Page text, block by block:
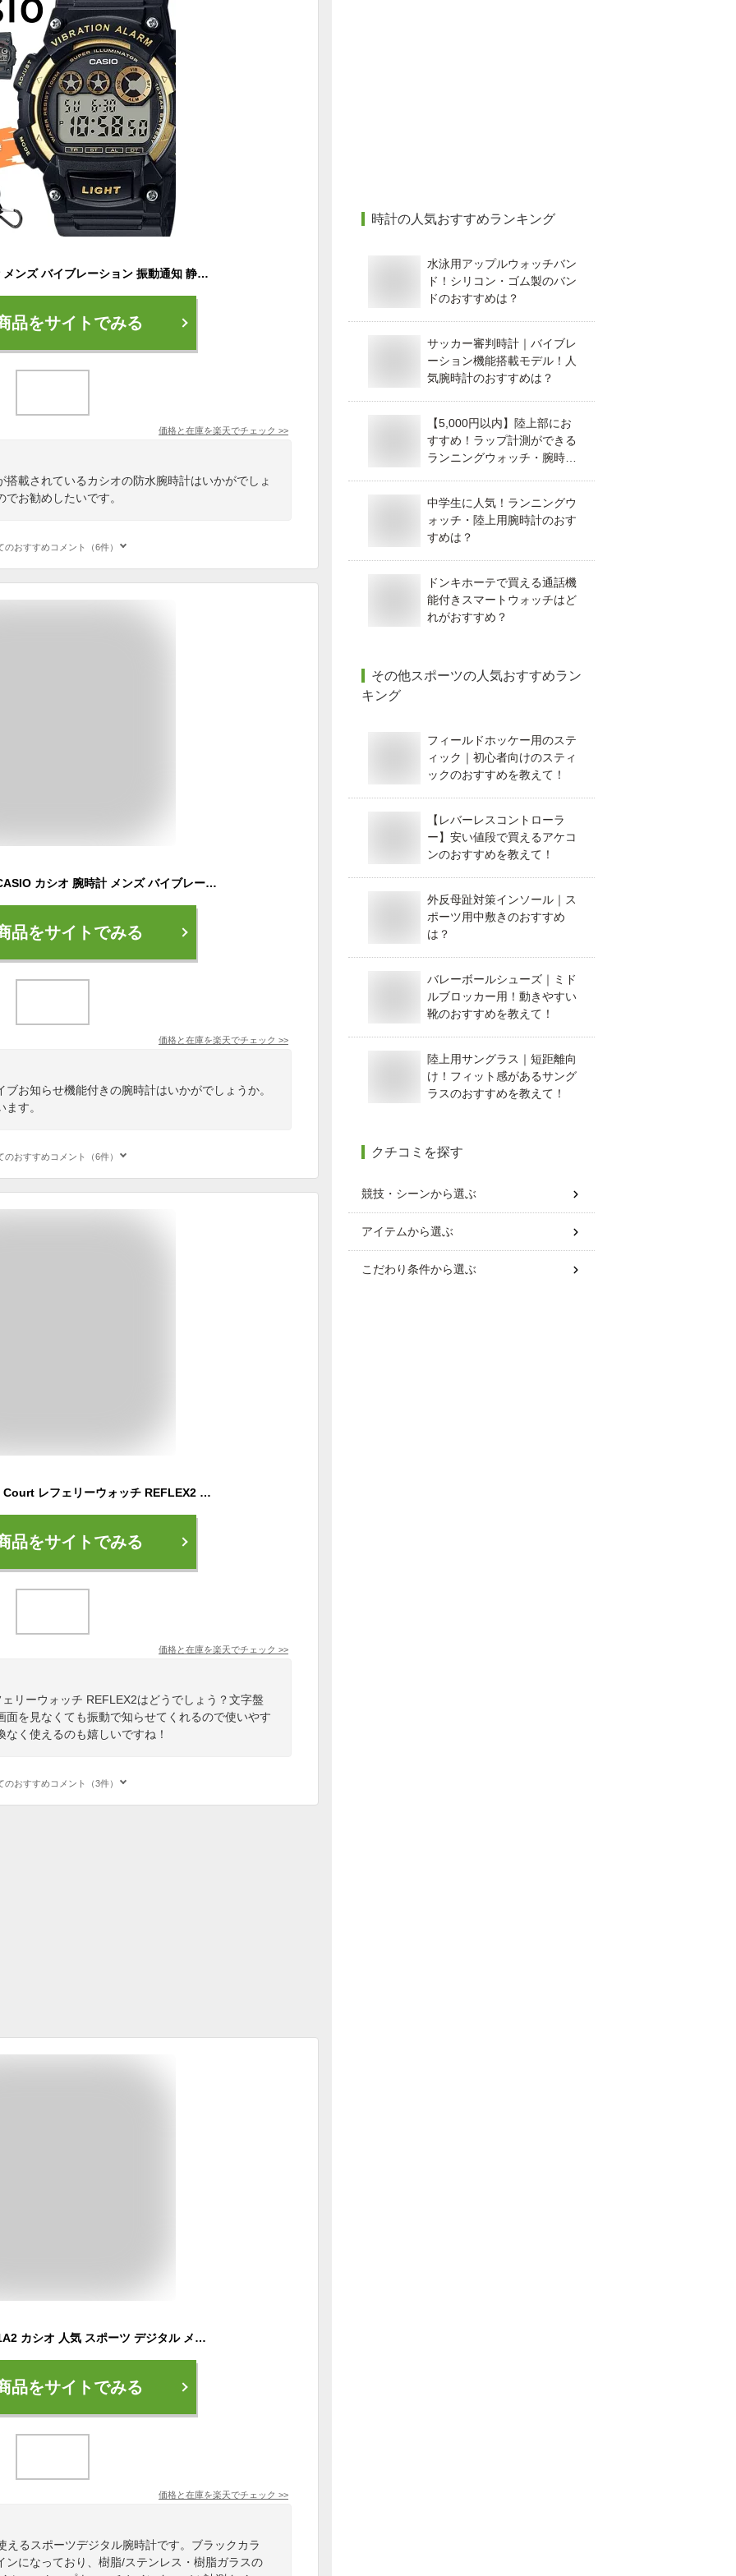
CASIO カシオ 腕時計 メンズ バイブレーション 振動通知 静音アラーム 防水 10気圧 デジタル スポーツ レフリー 審判用 仕事 目覚まし 旅行 海外モデル プレゼント 時計ケース付き W-735H-1A W-735H-1A2V 成人 卒業 入学
品をサイトでみる
価格と在庫を楽天でチェック >>
載されているカシオの防水腕時計はいかがでしょ
お勧めしたいです。
のおすすめコメント（6件）
バイブお知らせ機能 CASIO カシオ 腕時計 メンズ バイブレーション 振動通知 静音アラーム 防水 10気圧 デジタル スポーツ レフリー 審判用 仕事 目覚まし 旅行 海外モデル プレゼント 時計ケース付き 選べる 成人 卒業 入学
品をサイトでみる
価格と在庫を楽天でチェック >>
お知らせ機能付きの腕時計はいかがでしょうか。
す。
のおすすめコメント（6件）
アールズコート Earls Court レフェリーウォッチ REFLEX2 スターターセット EC-R009 サッカー フットサル 審判用 腕時計 ブラック
品をサイトでみる
価格と在庫を楽天でチェック >>
リーウォッチ REFLEX2はどうでしょう？文字盤
面を見なくても振動で知らせてくれるので使いやす
く使えるのも嬉しいですね！
のおすすめコメント（3件）
CASIO AE-1300WH-1A2 カシオ 人気 スポーツ デジタル メンズ 男の子 腕時計 黒 ブラック ピンク カウントダウンタイマー ストップウォッチ ワールドタイム 10気圧防水 新生活 就職 入学 学生 部活 誕生日 お祝い ギフト プレゼント【並行輸入 新品一年保証】＊送料無料＊
品をサイトでみる
価格と在庫を楽天でチェック >>
えるスポーツデジタル腕時計です。ブラックカラ
ンになっており、樹脂/ステンレス・樹脂ガラスの
時計の人気おすすめランキング
水泳用アップルウォッチバン
ド！シリコン・ゴム製のバン
ドのおすすめは？
サッカー審判時計｜バイブレ
ーション機能搭載モデル！人
気腕時計のおすすめは？
【5,000円以内】陸上部にお
すすめ！ラップ計測ができる
ランニングウォッチ・腕時計
中学生に人気！ランニングウ
ォッチ・陸上用腕時計のおす
すめは？
ドンキホーテで買える通話機
能付きスマートウォッチはど
れがおすすめ？
その他スポーツの人気おすすめラン
キング
フィールドホッケー用のステ
ィック｜初心者向けのスティ
ックのおすすめを教えて！
【レバーレスコントローラ
ー】安い値段で買えるアケコ
ンのおすすめを教えて！
外反母趾対策インソール｜ス
ポーツ用中敷きのおすすめ
は？
バレーボールシューズ｜ミド
ルブロッカー用！動きやすい
靴のおすすめを教えて！
陸上用サングラス｜短距離向
け！フィット感があるサング
ラスのおすすめを教えて！
クチコミを探す
競技・シーンから選ぶ
アイテムから選ぶ
こだわり条件から選ぶ